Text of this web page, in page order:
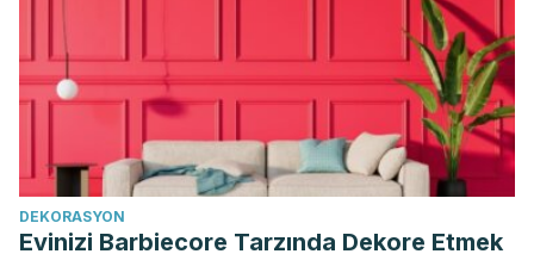
DEKORASYON
Evinizi Barbiecore Tarzında Dekore Etmek